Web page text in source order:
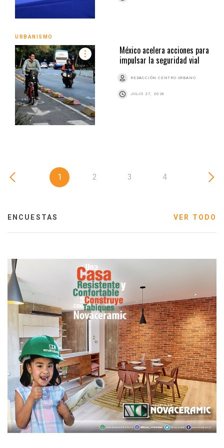
URBANISMO
México acelera acciones para
impulsar la seguridad vial
REDACCIÓN CENTRO URBANO
JULIO 27, 2026
1 2 3 4
ENCUESTAS VER TODO